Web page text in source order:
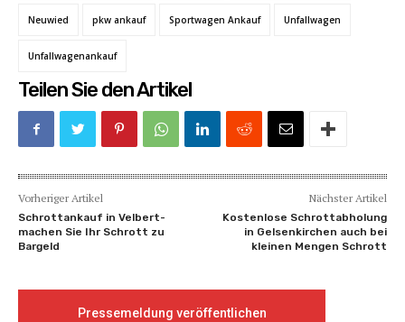
Neuwied pkw ankauf Sportwagen Ankauf Unfallwagen
Unfallwagenankauf
Teilen Sie den Artikel
Vorheriger Artikel
Schrottankauf in Velbert-
machen Sie Ihr Schrott zu
Bargeld
Nächster Artikel
Kostenlose Schrottabholung
in Gelsenkirchen auch bei
kleinen Mengen Schrott
Pressemeldung veröffentlichen